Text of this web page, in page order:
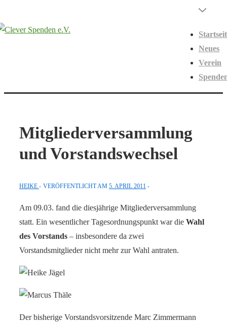
Zum
Menü
Neues
Verein
Mitgliederversammlung
und Vorstandswechsel
HEIKE VERÖFFENTLICHT AM 5. APRIL 2011
Am 09.03. fand die diesjährige Mitgliederversammlung
statt. Ein wesentlicher Tagesordnungspunkt war die Wahl
des Vorstands – insbesondere da zwei
Vorstandsmitglieder nicht mehr zur Wahl antraten.
Der bisherige Vorstandsvorsitzende Marc Zimmermann